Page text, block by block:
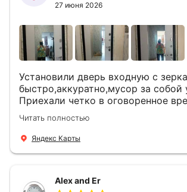
27 июня 2026
Установили дверь входную с
быстро,аккуратно,мусор за собой
Приехали четко в оговоренное
вежливые,деликатные рабочие .Все
понравилось и дверь ,и работа и
Читать полностью
Яндекс Карты
Alex and Er